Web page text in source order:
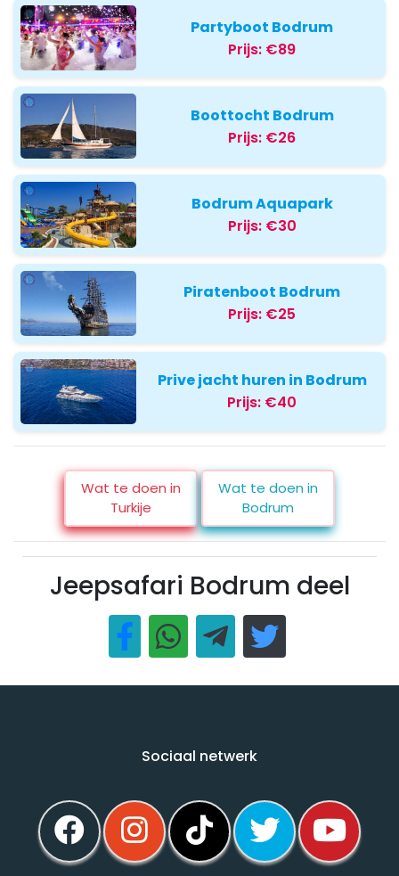
Partyboot Bodrum
Prijs: €89
Boottocht Bodrum
Prijs: €26
Bodrum Aquapark
Prijs: €30
Piratenboot Bodrum
Prijs: €25
Prive jacht huren in Bodrum
Prijs: €40
Wat te doen in
Turkije
Wat te doen in
Bodrum
Jeepsafari Bodrum deel
Sociaal netwerk